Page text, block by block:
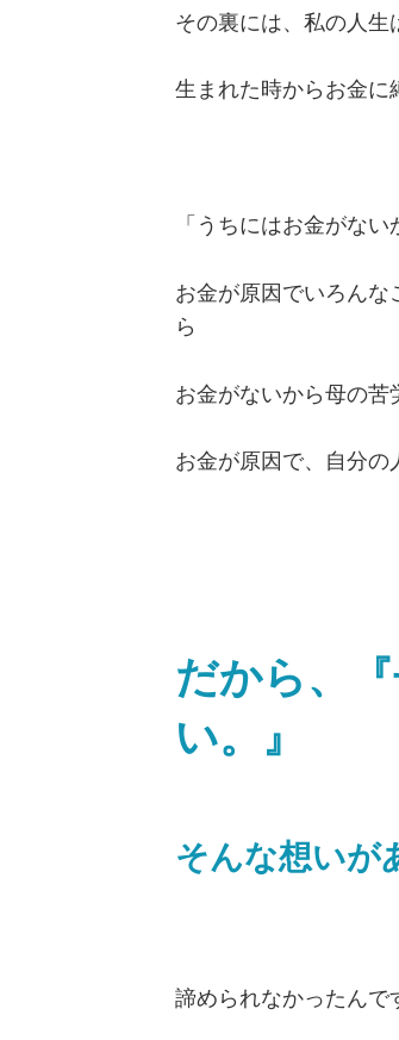
その裏には、私の人生
生まれた時からお金に
「うちにはお金がな
お金が原因でいろん
ら
お金がないから母の苦
お金が原因で、自分の
だから、
い。』
そんな想いが
諦められなかったんで